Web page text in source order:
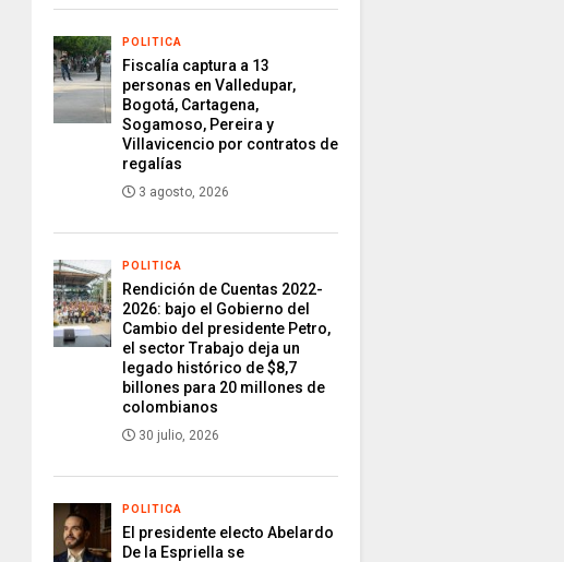
POLITICA
Fiscalía captura a 13
personas en Valledupar,
Bogotá, Cartagena,
Sogamoso, Pereira y
Villavicencio por contratos de
regalías
3 agosto, 2026
POLITICA
Rendición de Cuentas 2022-
2026: bajo el Gobierno del
Cambio del presidente Petro,
el sector Trabajo deja un
legado histórico de $8,7
billones para 20 millones de
colombianos
30 julio, 2026
POLITICA
El presidente electo Abelardo
De la Espriella se